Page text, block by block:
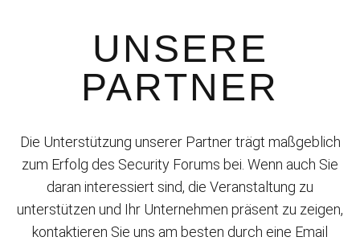
UNSERE
PARTNER
Die Unterstützung unserer Partner trägt maßgeblich
zum Erfolg des Security Forums bei. Wenn auch Sie
daran interessiert sind, die Veranstaltung zu
unterstützen und Ihr Unternehmen präsent zu zeigen,
kontaktieren Sie uns am besten durch eine Email